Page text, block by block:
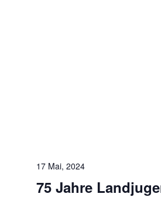
75 Jahre
17 Mai, 2024